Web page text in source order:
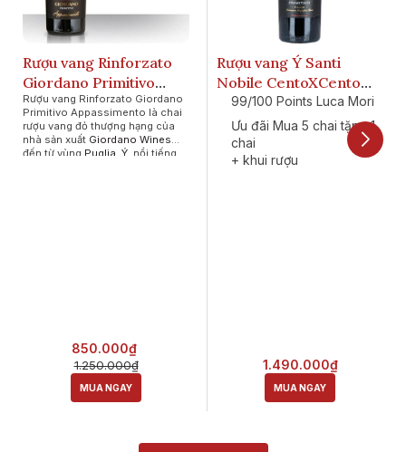
Rượu vang Rinforzato
Giordano Primitivo
Appassimento 99 Point
Rượu vang Rinforzato Giordano
Primitivo Appassimento là chai
rượu vang đỏ thượng hạng của
nhà sản xuất Giordano Wines
đến từ vùng Puglia, Ý , nổi tiếng
850.000₫
1.250.000₫
MUA NGAY
Rượu vang Ý Santi
Nobile CentoXCento
Appassimento
Primitivo Puglia 99
points.
99/100 Points Luca Mori
Ưu đãi Mua 5 chai tặng 1
chai
+ khui rượu
1.490.000₫
MUA NGAY